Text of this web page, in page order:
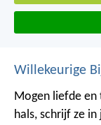
Willekeurige
Mogen liefde
hals, schrijf ze in